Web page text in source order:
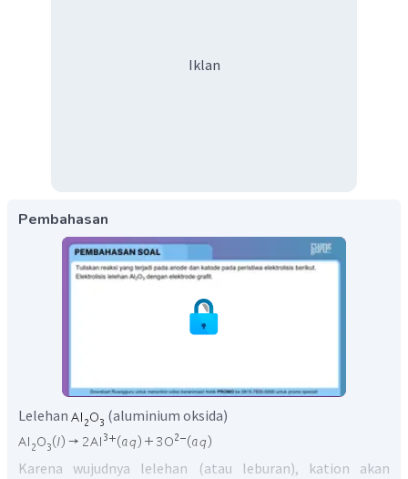
Iklan
Pembahasan
Lelehan (aluminium oksida)
Karena wujudnya lelehan (atau leburan), kation akan